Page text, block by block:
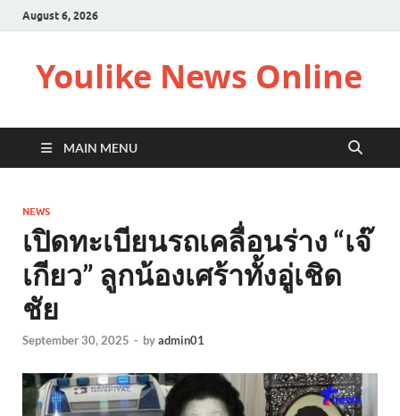
August 6, 2026
Youlike News Online
MAIN MENU
NEWS
เปิดทะเบียนรถเคลื่อนร่าง “เจ๊
เกียว” ลูกน้องเศร้าทั้งอู่เชิด
ชัย
September 30, 2025 - byadmin01